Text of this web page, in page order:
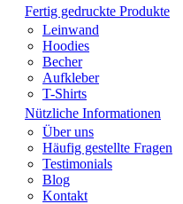
Fertig gedruckte Produkte
Leinwand
Hoodies
Becher
Aufkleber
T-Shirts
Nützliche Informationen
Über uns
Häufig gestellte Fragen
Testimonials
Blog
Kontakt